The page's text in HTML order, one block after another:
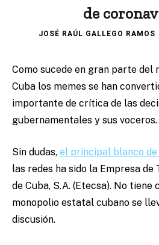
de
JOSÉ RAÚL GALLEGO RAMOS
Como sucede en gran parte del
Cuba los memes se han
importante de crítica de las
gubernamentales y sus voceros.
Sin dudas, el principal blanco
las redes ha sido la Empresa de
de Cuba, S.A. (Etecsa). No tiene
monopolio estatal cubano se
discusión.